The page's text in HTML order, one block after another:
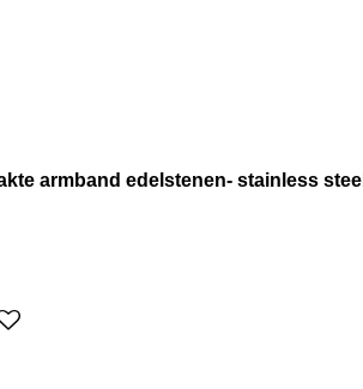
armband edelstenen- stainless steel